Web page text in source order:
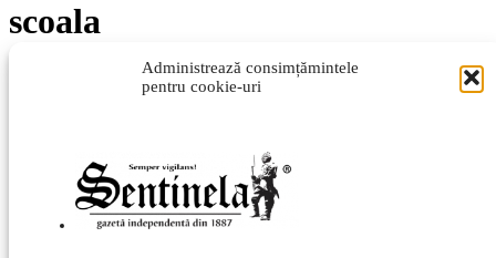
Administrează consimțămintele
pentru cookie-uri
scoala
Gazeta Sentinela - 11 noiembrie 2024